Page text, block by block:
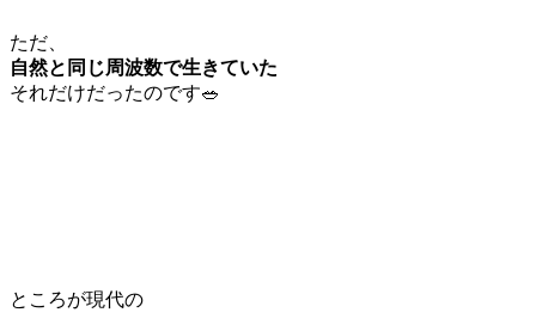
ただ、
自然と同じ周波数で生きていた
それだけだったのです🥗
ところが現代の